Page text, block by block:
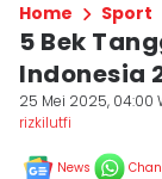
Home Sport
5 Bek
Indonesia
25 Mei 2025, 04:00
rizkilutfi
News